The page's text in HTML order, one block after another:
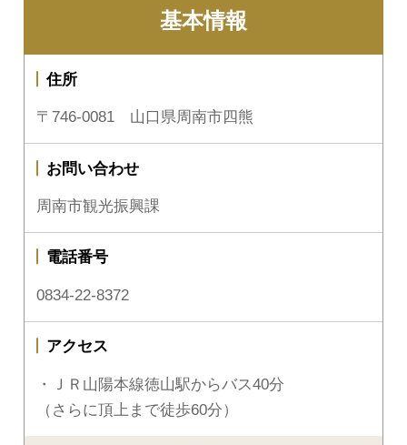
基本情報
住所
〒746-0081 山口県周南市四熊
お問い合わせ
周南市観光振興課
電話番号
0834-22-8372
アクセス
・ＪＲ山陽本線徳山駅からバス40分
（さらに頂上まで徒歩60分）